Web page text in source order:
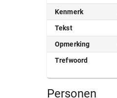
Kenmerk
Tekst
Opmerking
Trefwoord
Personen